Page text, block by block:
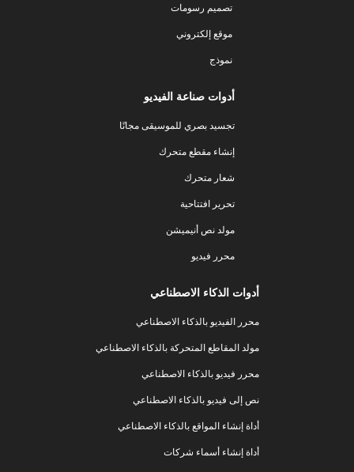
تصميم رسومات
موقع إلكتروني
نموذج
أدوات صناعة الفيديو
تجسيد بصري للموسيقى مجانًا
إنشاء مقطع متحرك
شعار متحرك
تحرير افتتاحية
مولد نص أنيميشن
محرر فيديو
أدوات الذكاء الاصطناعي
محرر الفيديو بالذكاء الاصطناعي
مولد المقاطع المتحركة بالذكاء الاصطناعي
محرر فيديو بالذكاء الاصطناعي
نص إلى فيديو بالذكاء الاصطناعي
أداة إنشاء المواقع بالذكاء الاصطناعي
أداة إنشاء أسماء شركات